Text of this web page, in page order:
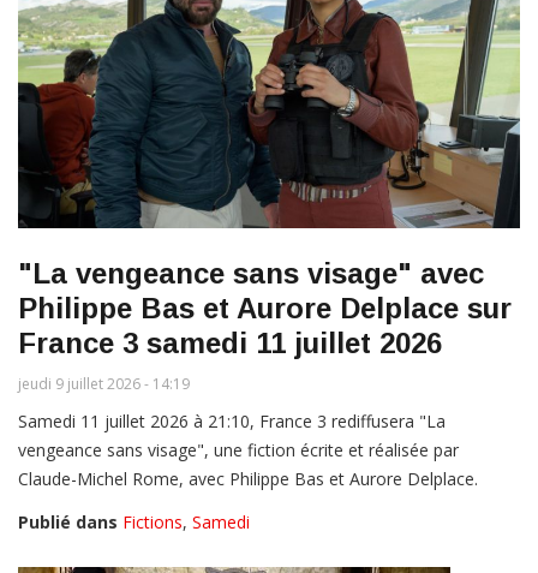
"La vengeance sans visage" avec
Philippe Bas et Aurore Delplace sur
France 3 samedi 11 juillet 2026
jeudi 9 juillet 2026 - 14:19
Samedi 11 juillet 2026 à 21:10, France 3 rediffusera "La
vengeance sans visage", une fiction écrite et réalisée par
Claude-Michel Rome, avec Philippe Bas et Aurore Delplace.
Publié dans Fictions, Samedi